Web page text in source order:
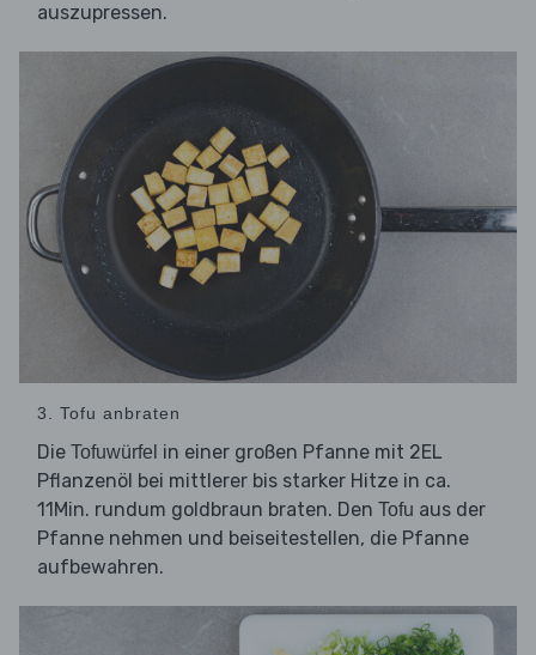
auszupressen.
3. Tofu anbraten
Die Tofuwürfel in einer großen Pfanne mit 2EL
Pflanzenöl bei mittlerer bis starker Hitze in ca.
11Min. rundum goldbraun braten. Den Tofu aus der
Pfanne nehmen und beiseitestellen, die Pfanne
aufbewahren.